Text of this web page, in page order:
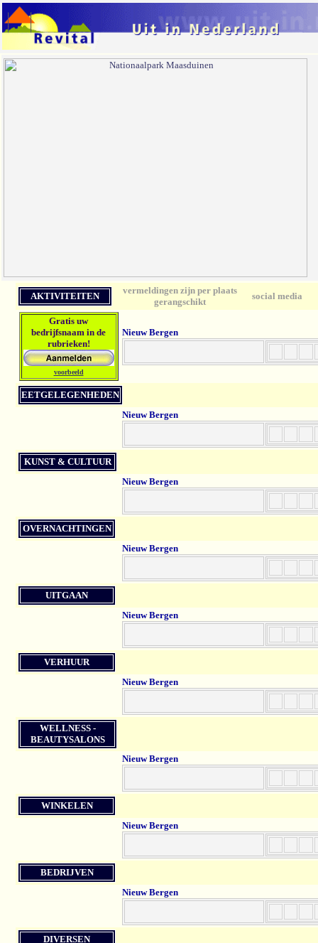
AKTIVITEITEN
vermeldingen zijn per plaats
gerangschikt
social media
Gratis uw
bedrijfsnaam in de
rubrieken!
voorbeeld
Nieuw Bergen
EETGELEGENHEDEN
Nieuw Bergen
KUNST & CULTUUR
Nieuw Bergen
OVERNACHTINGEN
Nieuw Bergen
UITGAAN
Nieuw Bergen
VERHUUR
Nieuw Bergen
WELLNESS -
BEAUTYSALONS
Nieuw Bergen
WINKELEN
Nieuw Bergen
BEDRIJVEN
Nieuw Bergen
DIVERSEN